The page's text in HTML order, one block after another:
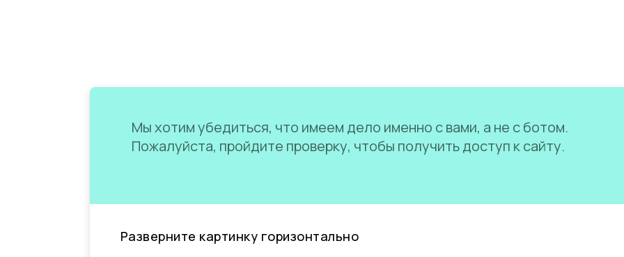
Мы хотим убедиться, что имеем дело именно с вами, а не с ботом.
Пожалуйста, пройдите проверку, чтобы получить доступ к сайту.
Разверните картинку горизонтально